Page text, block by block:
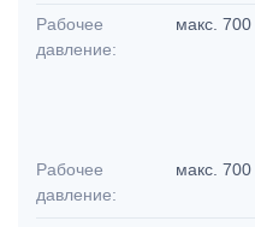
Рабочее
давление:
макс.
Рабочее
давление:
макс.